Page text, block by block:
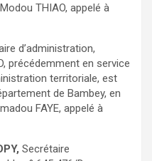
THIAO, appelé à
d’administration,
précédemment en service
territoriale, est
de Bambey, en
FAYE, appelé à
Secrétaire